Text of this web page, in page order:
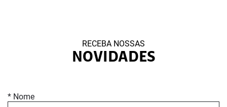
RECEBA NOSSAS
NOVIDADES
* Nome